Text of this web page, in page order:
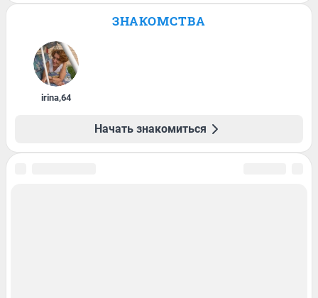
ЗНАКОМСТВА
irina,64
Начать знакомиться